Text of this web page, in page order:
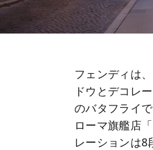
フェンディは
ドウとデコレ
のバタフライ
ローマ旗艦店
レーションは8